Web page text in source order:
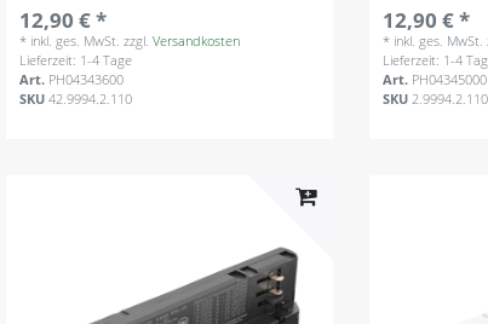
12,90 € *
* inkl. ges. MwSt. zzgl.Versandkosten
Lieferzeit: 1-4 Tage
Art. PH04343600
SKU42.9994.2.110
12,90 € *
* inkl. ges. MwSt.
Lieferzeit: 1-4
Art. PH04345000
SKU 2.9994.2.110